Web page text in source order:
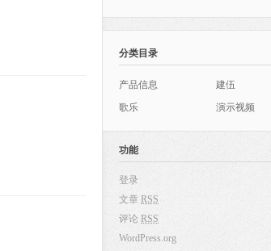
分类目录
产品信息 建伍
歌乐
演示视频
功能
登录
文章 RSS
评论 RSS
WordPress.org